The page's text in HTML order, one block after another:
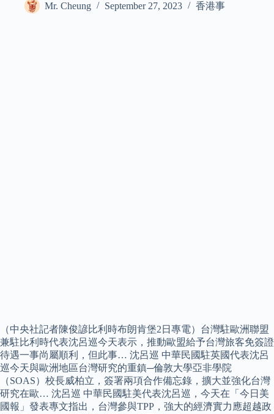
Mr. Cheung September 27, 2023 香港事
（中央社記者陳俊諺比利時布朗肯堡2日專電）台灣駐歐洲聯盟
兼駐比利時代表沈呂巡今天表示，推動歐盟給予台灣旅客免簽證
待遇一事尚屬順利，但此事… 沈呂巡 中華民國駐英國代表沈呂
巡今天與歐洲地區台灣研究的重鎮─倫敦大學亞非學院
（SOAS）校長威柏立，簽署兩項合作備忘錄，擴大並強化台灣
研究在歐… 沈呂巡 中華民國駐美代表沈呂巡，今天在「今日美
國報」發表專文指出，台灣參與TPP，強大的經濟實力應超越政